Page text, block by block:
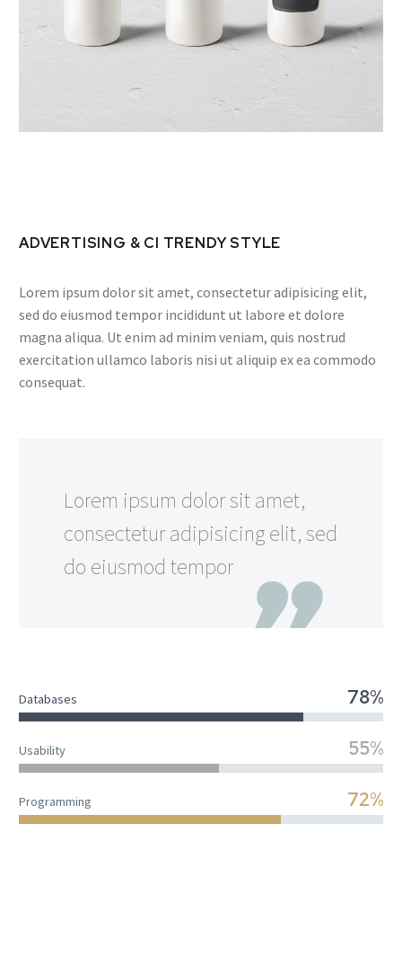
ADVERTISING & CI TRENDY STYLE
Lorem ipsum dolor sit amet, consectetur adipisicing elit,
sed do eiusmod tempor incididunt ut labore et dolore
magna aliqua. Ut enim ad minim veniam, quis nostrud
exercitation ullamco laboris nisi ut aliquip ex ea commodo
consequat.
Lorem ipsum dolor sit amet,
consectetur adipisicing elit, sed
do eiusmod tempor
Databases 78%
Usability 55%
Programming 72%